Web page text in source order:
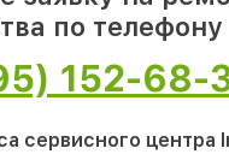
по телефону
152-68-
сервисного центра